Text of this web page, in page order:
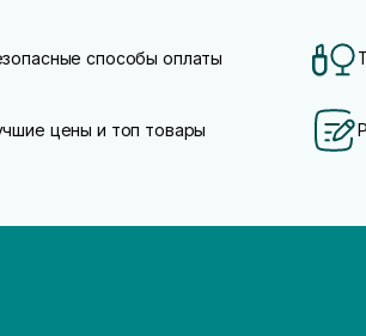
способы оплаты
цены и топ товары